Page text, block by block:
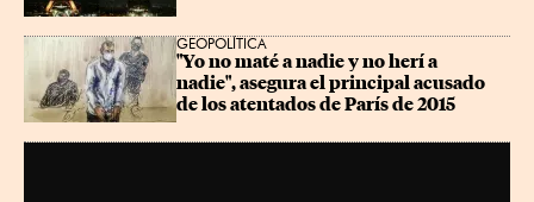
GEOPOLÍTICA
"Yo no maté a nadie y no herí a
nadie", asegura el principal acusado
de los atentados de París de 2015